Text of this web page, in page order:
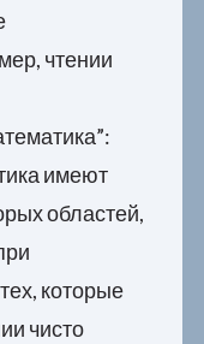
чтении
имеют
областей,
которые
чисто